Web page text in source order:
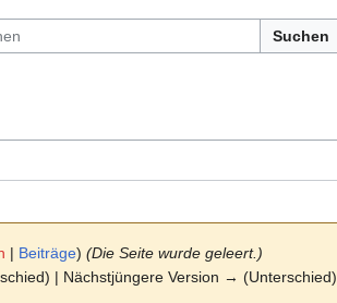
Suchen
| Beiträge) (Die Seite wurde geleert.)
| Nächstjüngere Version → (Unterschied)